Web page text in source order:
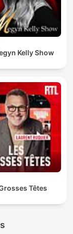
Kelly Show
Têtes